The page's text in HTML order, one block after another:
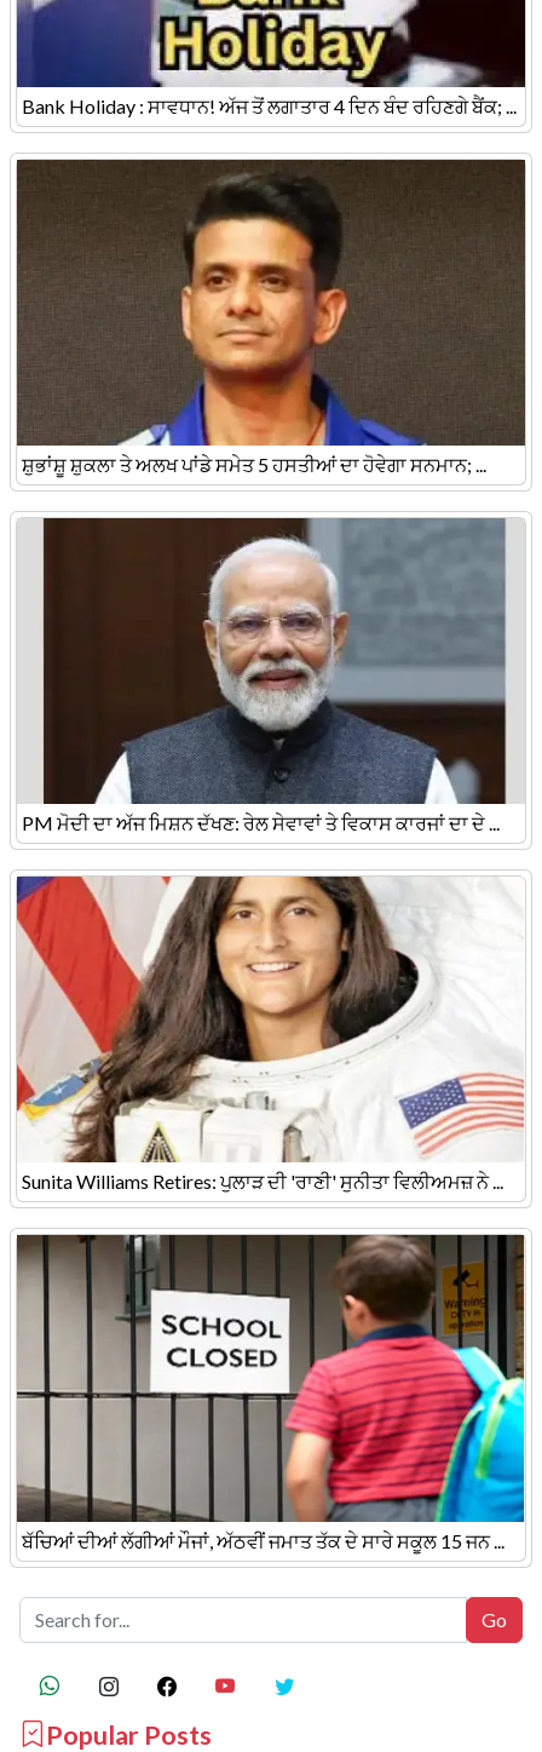
Bank Holiday : ਸਾਵਧਾਨ! ਅੱਜ ਤੋਂ ਲਗਾਤਾਰ 4 ਦਿਨ ਬੰਦ ਰਹਿਣਗੇ ਬੈਂਕ; ...
ਸ਼ੁਭਾਂਸ਼ੂ ਸ਼ੁਕਲਾ ਤੇ ਅਲਖ ਪਾਂਡੇ ਸਮੇਤ 5 ਹਸਤੀਆਂ ਦਾ ਹੋਵੇਗਾ ਸਨਮਾਨ; ...
PM ਮੋਦੀ ਦਾ ਅੱਜ ਮਿਸ਼ਨ ਦੱਖਣ: ਰੇਲ ਸੇਵਾਵਾਂ ਤੇ ਵਿਕਾਸ ਕਾਰਜਾਂ ਦਾ ਦੇ ...
Sunita Williams Retires: ਪੁਲਾੜ ਦੀ 'ਰਾਣੀ' ਸੁਨੀਤਾ ਵਿਲੀਅਮਜ਼ ਨੇ ...
ਬੱਚਿਆਂ ਦੀਆਂ ਲੱਗੀਆਂ ਮੌਜਾਂ, ਅੱਠਵੀਂ ਜਮਾਤ ਤੱਕ ਦੇ ਸਾਰੇ ਸਕੂਲ 15 ਜਨ ...
Popular Posts